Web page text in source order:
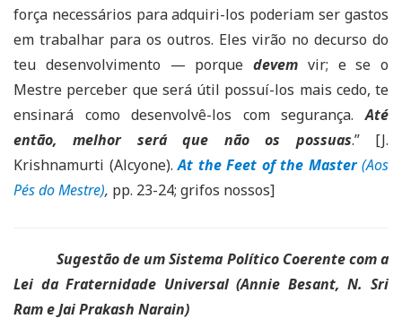
força necessários para adquiri-los poderiam ser gastos
em trabalhar para os outros. Eles virão no decurso do
teu desenvolvimento — porque devem vir; e se o
Mestre perceber que será útil possuí-los mais cedo, te
ensinará como desenvolvê-los com segurança.Até
então, melhor será que não os possuas.” [J.
Krishnamurti (Alcyone).At the Feet of the Master(Aos
Pés do Mestre), pp. 23-24; grifos nossos]
Sugestão de um Sistema Político Coerente com a
Lei da Fraternidade Universal (Annie Besant, N. Sri
Ram e Jai Prakash Narain)